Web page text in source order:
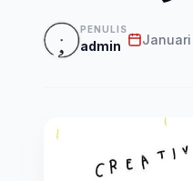
PENULIS
admin